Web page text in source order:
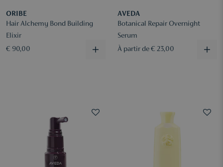
ORIBE
Hair Alchemy Bond Building
Elixir
€ 90,00
AVEDA
Botanical Repair Overnight
Serum
À partir de € 23,00